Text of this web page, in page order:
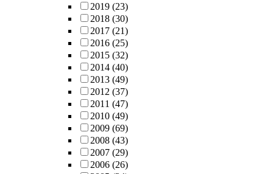
2019 (23)
2018 (30)
2017 (21)
2016 (25)
2015 (32)
2014 (40)
2013 (49)
2012 (37)
2011 (47)
2010 (49)
2009 (69)
2008 (43)
2007 (29)
2006 (26)